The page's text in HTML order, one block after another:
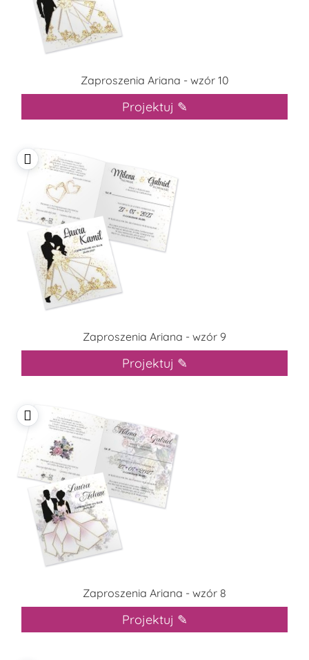
Zaproszenia Ariana - wzór 10
Projektuj ✎
Zaproszenia Ariana - wzór 9
Projektuj ✎
Zaproszenia Ariana - wzór 8
Projektuj ✎